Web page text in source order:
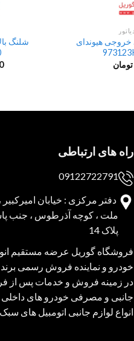
خروجی هیوندای
تومان
شلنگ
راه های ارتباطی
09122722791
دفتر مرکزی : خیابان امیرکبیر
ملت ، کوچه آذرطوس ، جنب
پلاک 14
فروشگاه گوریل عرضه مستقیم
خودرو و نماینده فروش رسمی برند
در زمینه فروش و خدمات پس از
جانبی و مصرفی خودرو های
انواع لوازم جانبی اتومبیل های